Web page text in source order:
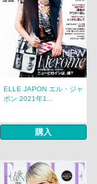
ELLE JAPON エル・ジャ
ポン 2021年1...
購入